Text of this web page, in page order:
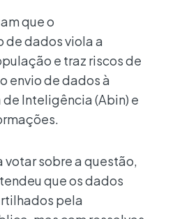
que o
dados viola a
e traz riscos de
envio de dados à
Inteligência (Abin) e
votar sobre a questão,
que os dados
pela